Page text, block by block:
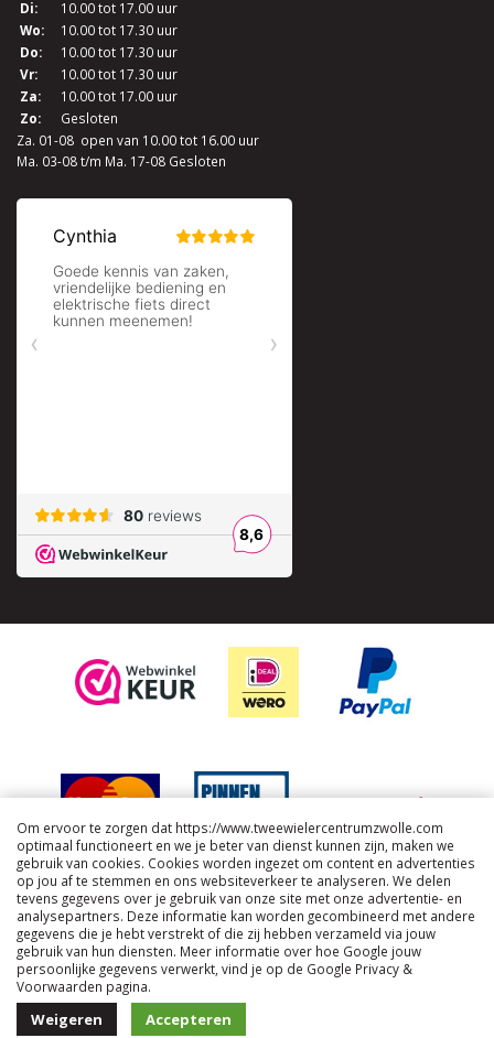
Di:
10.00 tot 17.00 uur
Wo:
10.00 tot 17.30 uur
Do:
10.00 tot 17.30 uur
Vr:
10.00 tot 17.30 uur
Za:
10.00 tot 17.00 uur
Zo:
Gesloten
Za. 01-08 open van 10.00 tot 16.00 uur
Ma. 03-08 t/m Ma. 17-08 Gesloten
Algemene voorwaarden
Om ervoor te zorgen dat https://www.tweewielercentrumzwolle.com
optimaal functioneert en we je beter van dienst kunnen zijn, maken we
gebruik van cookies. Cookies worden ingezet om content en advertenties
op jou af te stemmen en ons websiteverkeer te analyseren. We delen
tevens gegevens over je gebruik van onze site met onze advertentie- en
analysepartners. Deze informatie kan worden gecombineerd met andere
gegevens die je hebt verstrekt of die zij hebben verzameld via jouw
gebruik van hun diensten. Meer informatie over hoe Google jouw
persoonlijke gegevens verwerkt, vind je op de Google Privacy &
Voorwaarden pagina.
Weigeren Accepteren